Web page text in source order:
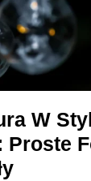
W
Proste
Mała